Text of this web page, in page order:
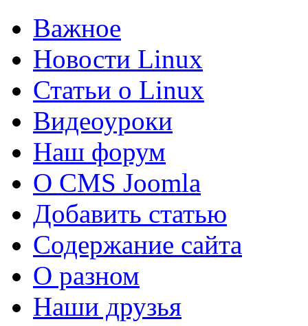
Важное
Новости Linux
Статьи о Linux
Видеоуроки
Наш форум
О CMS Joomla
Добавить статью
Содержание сайта
О разном
Наши друзья